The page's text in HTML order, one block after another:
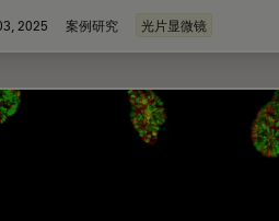
2025 案例研究 光片显微镜